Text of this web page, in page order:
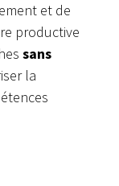
et de
productive
sans
la